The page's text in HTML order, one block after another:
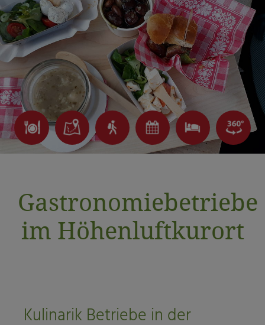
Gastronomiebetriebe
im Höhenluftkurort
Kulinarik Betriebe in der